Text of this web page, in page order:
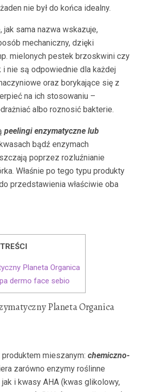
nie był do końca idealny.
jak sama nazwa wskazuje,
mechaniczny, dzięki
mielonych pestek brzoskwini czy
nie są odpowiednie dla każdej
oraz borykające się z
na ich stosowaniu –
albo roznosić bakterie.
peelingi enzymatyczne lub
bądź enzymach
poprzez rozluźnianie
Właśnie po tego typu produkty
przedstawienia właściwie oba
Planeta Organica
dermo face sebio
Planeta Organica
mieszanym: chemiczno-
zarówno enzymy roślinne
i kwasy AHA (kwas glikolowy,